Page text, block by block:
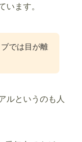
います。
では目が離
ルというのも人